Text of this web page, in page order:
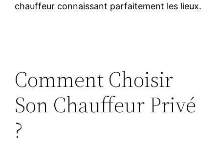
chauffeur connaissant parfaitement les lieux.
Comment Choisir
Son Chauffeur Privé
?